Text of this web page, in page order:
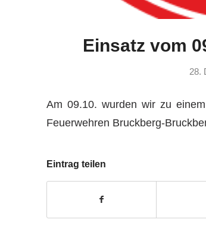
Einsatz vom
28.
Am 09.10. wurden wir zu
Feuerwehren Bruckberg-
Eintrag teilen